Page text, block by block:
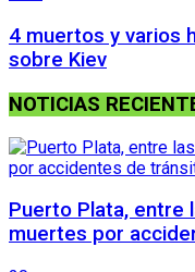
4 muertos y varios
sobre Kiev
NOTICIAS
Puerto Plata, entre
muertes por